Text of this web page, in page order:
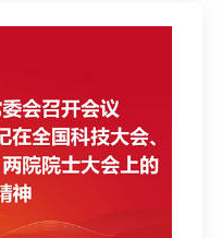
誉共同体。学校坚
，主动融入和服务
列突破性进展和...